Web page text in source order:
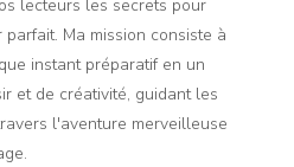
lecteurs les secrets pour
Ma mission consiste à
instant préparatif en un
et de créativité, guidant les
l'aventure merveilleuse